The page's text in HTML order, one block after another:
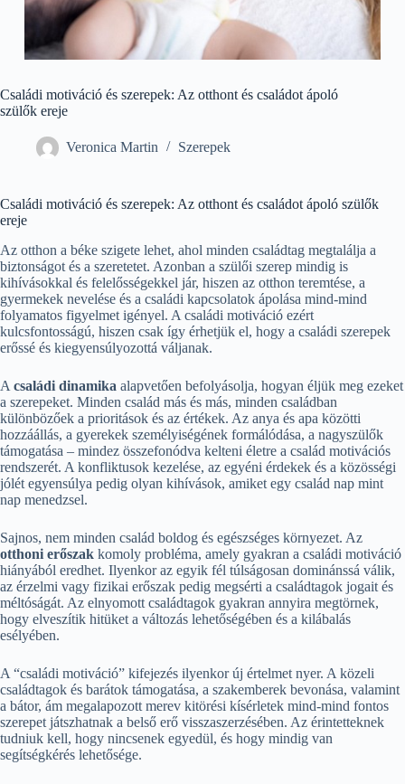
Családi motiváció és szerepek: Az otthont és családot ápoló
szülők ereje
Veronica Martin Szerepek
Családi motiváció és szerepek: Az otthont és családot ápoló szülők
ereje
Az otthon a béke szigete lehet, ahol minden családtag megtalálja a
biztonságot és a szeretetet. Azonban a szülői szerep mindig is
kihívásokkal és felelősségekkel jár, hiszen az otthon teremtése, a
gyermekek nevelése és a családi kapcsolatok ápolása mind-mind
folyamatos figyelmet igényel. A családi motiváció ezért
kulcsfontosságú, hiszen csak így érhetjük el, hogy a családi szerepek
erőssé és kiegyensúlyozottá váljanak.
A családi dinamika alapvetően befolyásolja, hogyan éljük meg ezeket
a szerepeket. Minden család más és más, minden családban
különbözőek a prioritások és az értékek. Az anya és apa közötti
hozzáállás, a gyerekek személyiségének formálódása, a nagyszülők
támogatása – mindez összefonódva kelteni életre a család motivációs
rendszerét. A konfliktusok kezelése, az egyéni érdekek és a közösségi
jólét egyensúlya pedig olyan kihívások, amiket egy család nap mint
nap menedzsel.
Sajnos, nem minden család boldog és egészséges környezet. Az
otthoni erőszak komoly probléma, amely gyakran a családi motiváció
hiányából eredhet. Ilyenkor az egyik fél túlságosan dominánssá válik,
az érzelmi vagy fizikai erőszak pedig megsérti a családtagok jogait és
méltóságát. Az elnyomott családtagok gyakran annyira megtörnek,
hogy elveszítik hitüket a változás lehetőségében és a kilábalás
esélyében.
A “családi motiváció” kifejezés ilyenkor új értelmet nyer. A közeli
családtagok és barátok támogatása, a szakemberek bevonása, valamint
a bátor, ám megalapozott merev kitörési kísérletek mind-mind fontos
szerepet játszhatnak a belső erő visszaszerzésében. Az érintetteknek
tudniuk kell, hogy nincsenek egyedül, és hogy mindig van
segítségkérés lehetősége.